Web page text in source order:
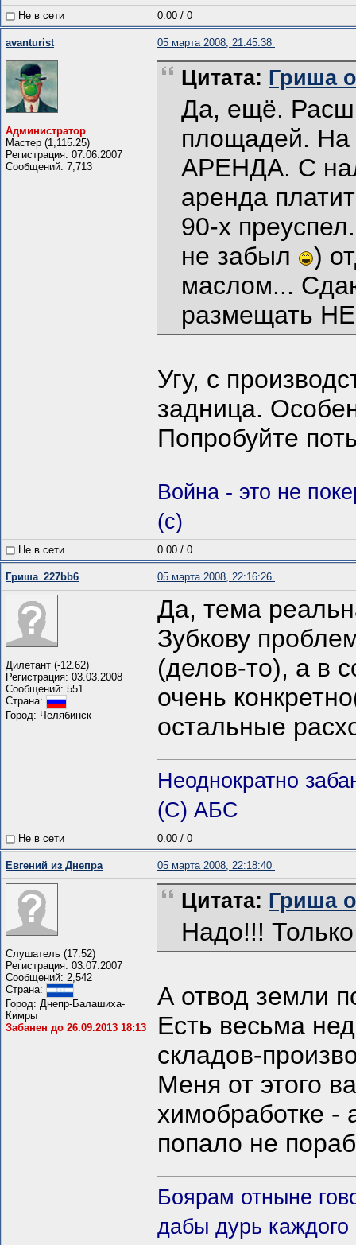
Не в сети 0.00 / 0
avanturist 05 марта 2008, 21:45:38
Администратор
Мастер (1,115.25)
Регистрация: 07.06.2007
Сообщений: 7,713
Цитата: Гриша
Да, ещё.
площадей. На
АРЕНДА. С
аренда
90-х
не забыл
)
маслом...
размещать
Угу, с
задница.
Попробуйте
Война - это не
(c)
Не в сети 0.00 / 0
Гриша_227bb6 05 марта 2008, 22:16:26
Дилетант (-12.62)
Регистрация: 03.03.2008
Сообщений: 551
Страна:
Город: Челябинск
Да, тема
Зубкову
(делов-то), а в
очень
остальные
Неоднократно
(С) АБС
Не в сети 0.00 / 0
Евгений из Днепра 05 марта 2008, 22:18:40
Слушатель (17.52)
Регистрация: 03.07.2007
Сообщений: 2,542
Страна:
Город: Днепр-Балашиха-
Кимры
Забанен до 26.09.2013 18:13
Цитата: Гриша
Надо!!!
А отвод земли
Есть весьма
складов-
Меня от этого
химобработке -
попало не
Боярам отныне
дабы дурь